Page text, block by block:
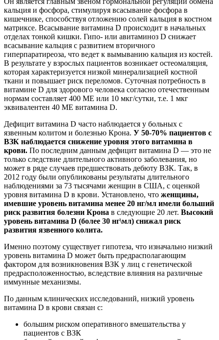
кальция и фосфора, стимулируя всасывание фосфора в
кишечнике, способствуя отложению солей кальция в костном
матриксе. Всасывание витамина D происходит в начальных
отделах тонкой кишки. Гипо- или авитаминоз D снижает
всасывание кальция с развитием вторичного
гиперпаратиреоза, что ведет к вымыванию кальция из костей.
В результате у взрослых пациентов возникает остеомаляция,
которая характеризуется низкой минерализацией костной
ткани и повышает риск переломов. Суточная потребность в
витамине D для здорового человека согласно отечественным
нормам составляет 400 МЕ или 10 мкг/сутки, т.е. 1 мкг
эквивалентен 40 МЕ витамина D.
Дефицит витамина D часто наблюдается у больных с
язвенным колитом и болезнью Крона. У 50-70% пациентов с
ВЗК наблюдается снижение уровня этого витамина в
крови. По последним данным дефицит витамина D — это не
только следствие длительного активного заболевания, но
может в ряде случаев предшествовать дебюту ВЗК. Так, в
2012 году были опубликованы результаты длительного
наблюдениями за 73 тысячами женщин в США, с оценкой
уровня витамина D в крови. Установлено, что женщины,
имевшие уровень витамина менее 20 нг/мл имели больший
риск развития болезни Крона в следующие 20 лет. Высокий
уровень витамина D (более 30 нг\мл) снижал риск
развития язвенного колита.
Именно поэтому существует гипотеза, что изначально низкий
уровень витамина D может быть предрасполагающим
фактором для возникновения ВЗК у лиц с генетической
предрасположенностью, вследствие влияния на различные
иммунные механизмы.
По данным клинических исследований, низкий уровень
витамина D в крови связан с:
большим риском оперативного вмешательства у
пациентов с ВЗК